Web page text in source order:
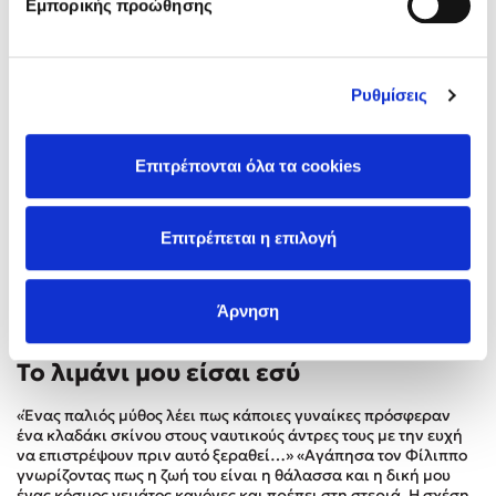
Εμπορικής προώθησης
Ρυθμίσεις
Επιτρέπονται όλα τα cookies
Επιτρέπεται η επιλογή
Άρνηση
Στέφανος Ξενάκης
Lucinda Riley
Benzamin Bécue
Teo Benedetti
Ali Hazelwood
Cori Doerrfeld
Pierdomenico Baccalario
Δανάη Ιμπραχήμ
Το λιμάνι μου είσαι εσύ
«Ένας παλιός μύθος λέει πως κάποιες γυναίκες πρόσφεραν
ένα κλαδάκι σκίνου στους ναυτικούς άντρες τους με την ευχή
να επιστρέψουν πριν αυτό ξεραθεί…» «Αγάπησα τον Φίλιππο
γνωρίζοντας πως η ζωή του είναι η θάλασσα και η δική μου